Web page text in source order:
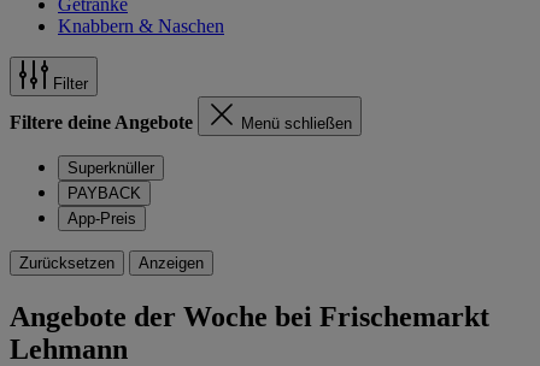
Knabbern & Naschen
Filter
Filtere deine Angebote Menü schließen
Superknüller
PAYBACK
App-Preis
Zurücksetzen Anzeigen
Angebote der Woche bei Frischemarkt
Lehmann